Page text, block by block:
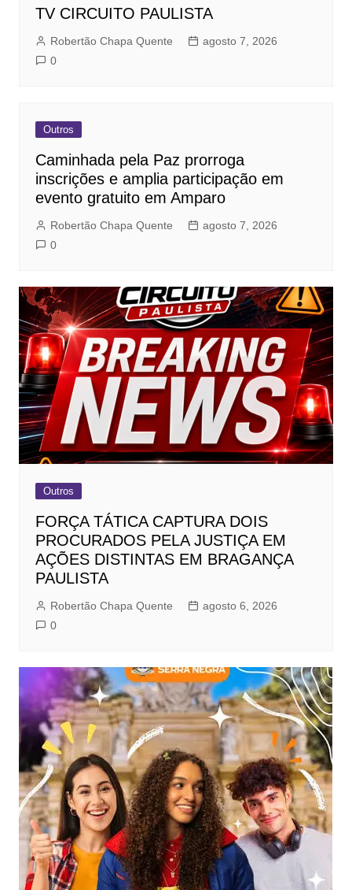
TV CIRCUITO PAULISTA
Robertão Chapa Quente
agosto 7, 2026
0
Outros
Caminhada pela Paz prorroga
inscrições e amplia participação em
evento gratuito em Amparo
Robertão Chapa Quente
agosto 7, 2026
0
Outros
FORÇA TÁTICA CAPTURA DOIS
PROCURADOS PELA JUSTIÇA EM
AÇÕES DISTINTAS EM BRAGANÇA
PAULISTA
Robertão Chapa Quente
agosto 6, 2026
0